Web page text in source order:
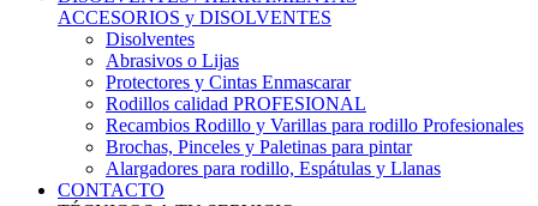
ACCESORIOS y DISOLVENTES
Disolventes
Abrasivos o Lijas
Protectores y Cintas Enmascarar
Rodillos calidad PROFESIONAL
Recambios Rodillo y Varillas para rodillo Profesionales
Brochas, Pinceles y Paletinas para pintar
Alargadores para rodillo, Espátulas y Llanas
CONTACTO